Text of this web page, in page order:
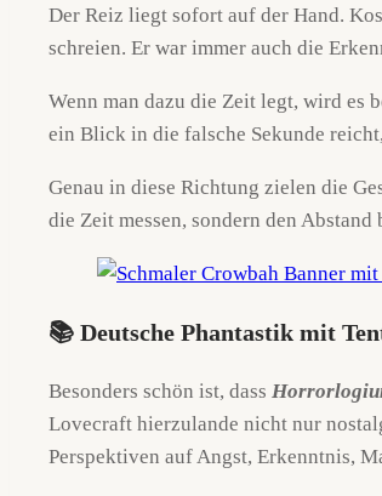
Der Reiz liegt sofort auf der Hand.
schreien. Er war immer auch die
Wenn man dazu die Zeit legt, wird es
ein Blick in die falsche Sekunde
Genau in diese Richtung zielen die
die Zeit messen, sondern den Abstand
📚 Deutsche Phantastik mit
Besonders schön ist, dass
Lovecraft hierzulande nicht nur
Perspektiven auf Angst, Erkenntnis,